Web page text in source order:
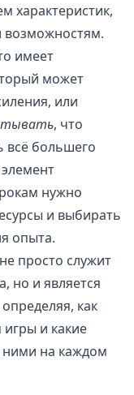
характеристик,
возможностям.
имеет
может
или
, что
всё большего
нужно
и выбирать
опыта.
просто служит
но и является
как
и какие
ними на каждом